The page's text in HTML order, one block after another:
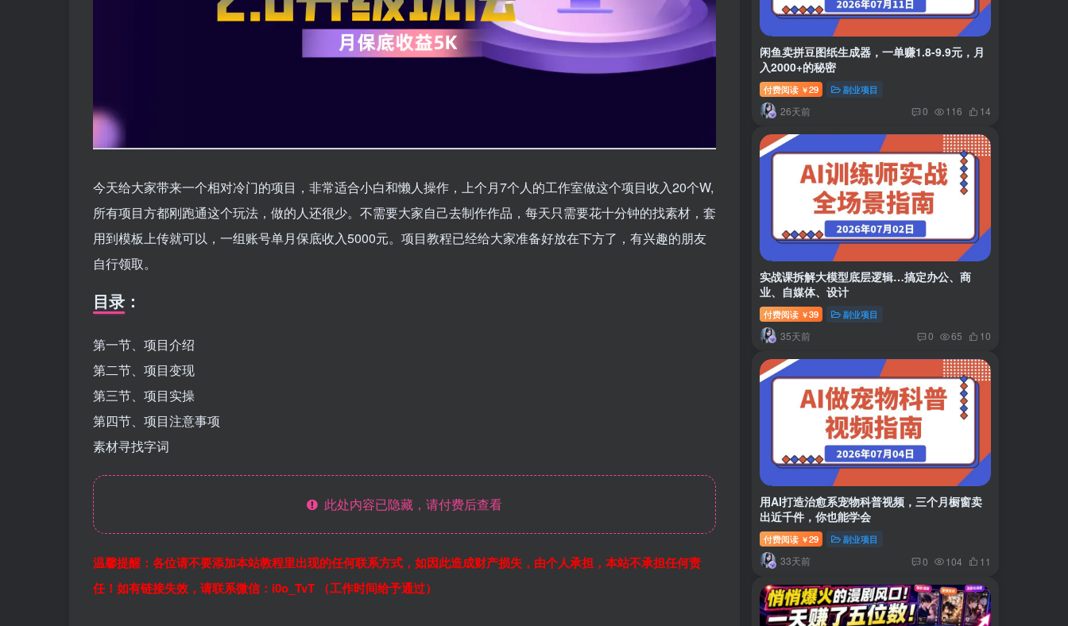
今天给大家带来一个相对冷门的项目，非常适合小白和懒人操作，上个月7个人的工作室做这个项目收入20个W,
所有项目方都刚跑通这个玩法，做的人还很少。不需要大家自己去制作作品，每天只需要花十分钟的找素材，套
用到模板上传就可以，一组账号单月保底收入5000元。项目教程已经给大家准备好放在下方了，有兴趣的朋友
自行领取。
目录：
第一节、项目介绍
第二节、项目变现
第三节、项目实操
第四节、项目注意事项
素材寻找字词
此处内容已隐藏，请付费后查看
温馨提醒：各位请不要添加本站教程里出现的任何联系方式，如因此造成财产损失，由个人承担，本站不承担任何责
任！如有链接失效，请联系微信：i0o_TvT （工作时间给予通过）
闲鱼卖拼豆图纸生成器，一单赚1.8-9.9元，月
入2000+的秘密
付费阅读 ￥29 副业项目
26天前 0 116 14
实战课拆解大模型底层逻辑…搞定办公、商
业、自媒体、设计
付费阅读 ￥39 副业项目
35天前 0 65 10
用AI打造治愈系宠物科普视频，三个月橱窗卖
出近千件，你也能学会
付费阅读 ￥29 副业项目
33天前 0 104 11